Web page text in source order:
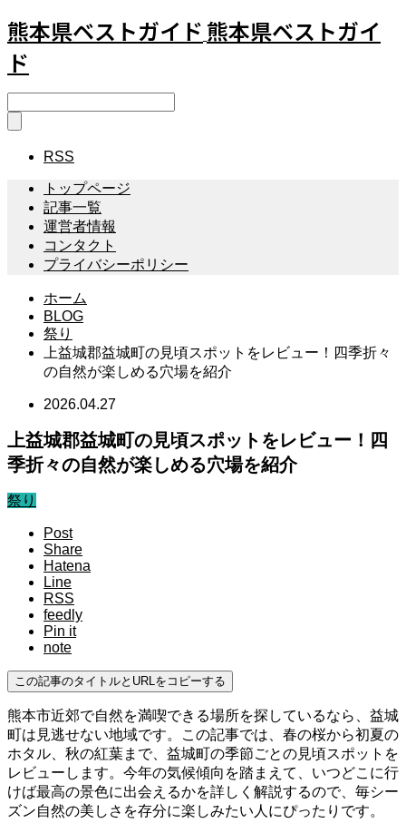
熊本県ベストガイド 熊本県ベストガイ
ド
RSS
トップページ
記事一覧
運営者情報
コンタクト
プライバシーポリシー
ホーム
BLOG
祭り
上益城郡益城町の見頃スポットをレビュー！四季折々
の自然が楽しめる穴場を紹介
2026.04.27
上益城郡益城町の見頃スポットをレビュー！四
季折々の自然が楽しめる穴場を紹介
祭り
Post
Share
Hatena
Line
RSS
feedly
Pin it
note
この記事のタイトルとURLをコピーする
熊本市近郊で自然を満喫できる場所を探しているなら、益城
町は見逃せない地域です。この記事では、春の桜から初夏の
ホタル、秋の紅葉まで、益城町の季節ごとの見頃スポットを
レビューします。今年の気候傾向を踏まえて、いつどこに行
けば最高の景色に出会えるかを詳しく解説するので、毎シー
ズン自然の美しさを存分に楽しみたい人にぴったりです。